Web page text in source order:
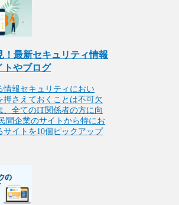
最新セキュリティ情報
トやブログ
情報セキュリティにおい
押さえておくことは不可欠
、全てのIT関係者の方に向
間企業のサイトから特にお
サイトを10個ピックアップ